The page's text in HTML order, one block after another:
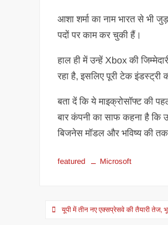
आशा शर्मा का नाम भारत से भी
पदों पर काम कर चुकी हैं।
हाल ही में उन्हें Xbox की
रहा है, इसलिए पूरी टेक
बता दें कि ये माइक्रोसॉफ्ट की
बार कंपनी का साफ कहना है
बिजनेस मॉडल और भविष्य की
featured Microsoft
Postयूपी में तीन नए एक्सप्रेसवे की तैयारी तेज,